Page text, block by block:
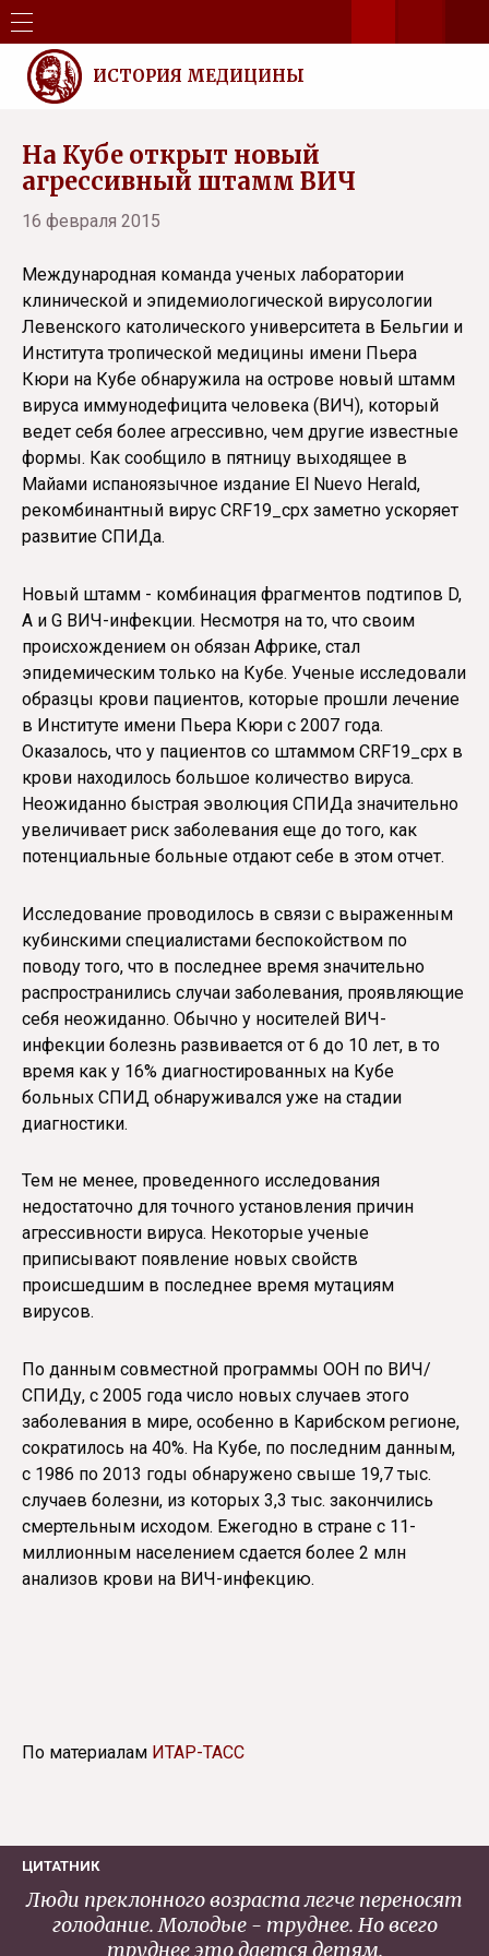
ИСТОРИЯ МЕДИЦИНЫ
На Кубе открыт новый
агрессивный штамм ВИЧ
16 февраля 2015
Международная команда ученых лаборатории
клинической и эпидемиологической вирусологии
Левенского католического университета в Бельгии и
Института тропической медицины имени Пьера
Кюри на Кубе обнаружила на острове новый штамм
вируса иммунодефицита человека (ВИЧ), который
ведет себя более агрессивно, чем другие известные
формы. Как сообщило в пятницу выходящее в
Майами испаноязычное издание El Nuevo Herald,
рекомбинантный вирус CRF19_cpx заметно ускоряет
развитие СПИДа.
Новый штамм - комбинация фрагментов подтипов D,
A и G ВИЧ-инфекции. Несмотря на то, что своим
происхождением он обязан Африке, стал
эпидемическим только на Кубе. Ученые исследовали
образцы крови пациентов, которые прошли лечение
в Институте имени Пьера Кюри с 2007 года.
Оказалось, что у пациентов со штаммом CRF19_cpx в
крови находилось большое количество вируса.
Неожиданно быстрая эволюция СПИДа значительно
увеличивает риск заболевания еще до того, как
потенциальные больные отдают себе в этом отчет.
Исследование проводилось в связи с выраженным
кубинскими специалистами беспокойством по
поводу того, что в последнее время значительно
распространились случаи заболевания, проявляющие
себя неожиданно. Обычно у носителей ВИЧ-
инфекции болезнь развивается от 6 до 10 лет, в то
время как у 16% диагностированных на Кубе
больных СПИД обнаруживался уже на стадии
диагностики.
Тем не менее, проведенного исследования
недостаточно для точного установления причин
агрессивности вируса. Некоторые ученые
приписывают появление новых свойств
происшедшим в последнее время мутациям
вирусов.
По данным совместной программы ООН по ВИЧ/
СПИДу, с 2005 года число новых случаев этого
заболевания в мире, особенно в Карибском регионе,
сократилось на 40%. На Кубе, по последним данным,
с 1986 по 2013 годы обнаружено свыше 19,7 тыс.
случаев болезни, из которых 3,3 тыс. закончились
смертельным исходом. Ежегодно в стране с 11-
миллионным населением сдается более 2 млн
анализов крови на ВИЧ-инфекцию.
По материалам ИТАР-ТАСС
ЦИТАТНИК
Люди преклонного возраста легче переносят
голодание. Молодые - труднее. Но всего
труднее это дается детям.